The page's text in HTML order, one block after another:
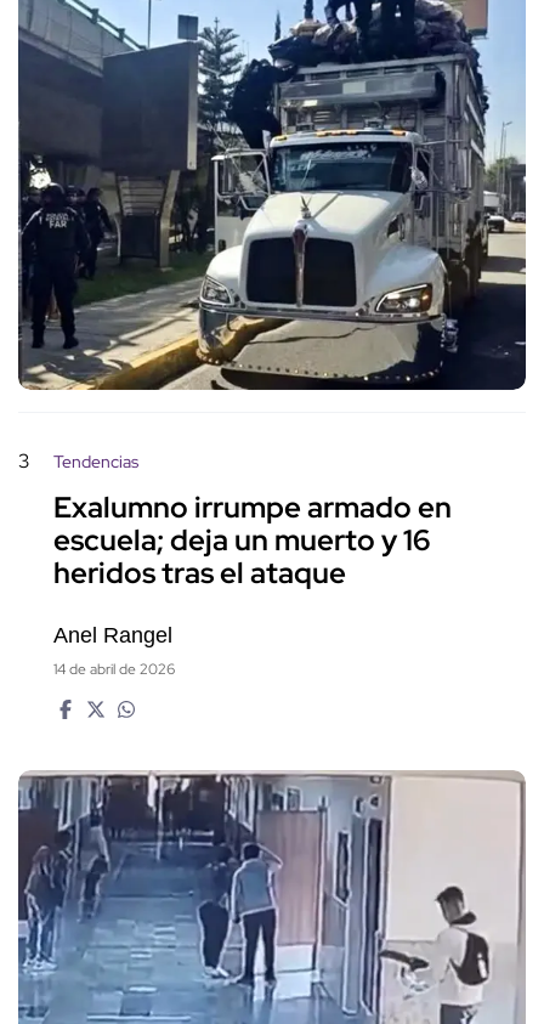
3 Tendencias
Exalumno irrumpe armado en
escuela; deja un muerto y 16
heridos tras el ataque
Anel Rangel
14 de abril de 2026